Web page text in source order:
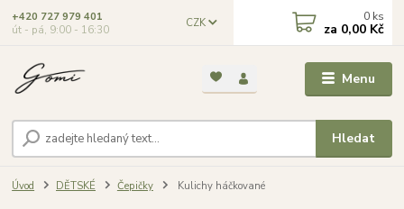
Menu
CZK
Hledat
+420 727 979 401
út - pá, 9:00 - 16:30
0 ks
za 0,00 Kč
Úvod DĚTSKÉ Čepičky Kulichy háčkované